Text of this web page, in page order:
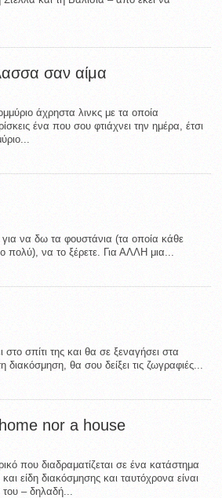
σαν αίμα
άχρηστα λινκς με τα οποία
ένα που σου φτιάχνει την ημέρα, έτσι
να δω τα φουστάνια (τα οποία κάθε
πολύ), να το ξέρετε. Για ΑΛΛΗ μια...
σπίτι της και θα σε ξεναγήσει στα
διακόσμηση, θα σου δείξει τις ζωγραφιές...
nor a house
που διαδραματίζεται σε ένα κατάστημα
είδη διακόσμησης και ταυτόχρονα είναι
του – δηλαδή...